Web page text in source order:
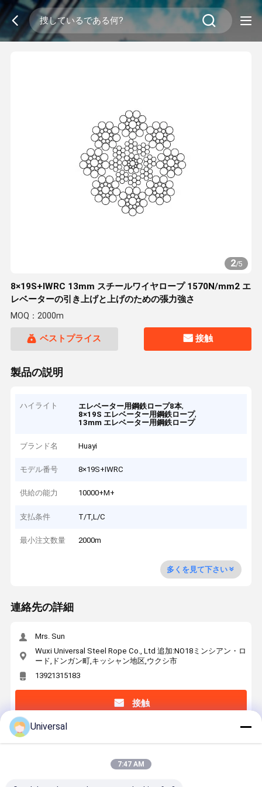
2/5
8×19S+IWRC 13mm スチールワイヤロープ 1570N/mm2 エ
レベーターの引き上げと上げのための張力強さ
MOQ：2000m
ベストプライス 接触
製品の説明
ハイライト エレベーター用鋼鉄ロープ8本,
8×19S エレベーター用鋼鉄ロープ,
13mm エレベーター用鋼鉄ロープ
ブランド名 Huayi
モデル番号 8×19S+IWRC
供給の能力 10000+M+
支払条件 T/T,L/C
最小注文数量 2000m
多くを見て下さい
連絡先の詳細
Mrs. Sun
Wuxi Universal Steel Rope Co., Ltd 追加:NO18ミンシアン・ロ
ード,ドンガン町,キッシャン地区,ウクシ市
13921315183
接触
最高の価格で
Universal
7:47 AM